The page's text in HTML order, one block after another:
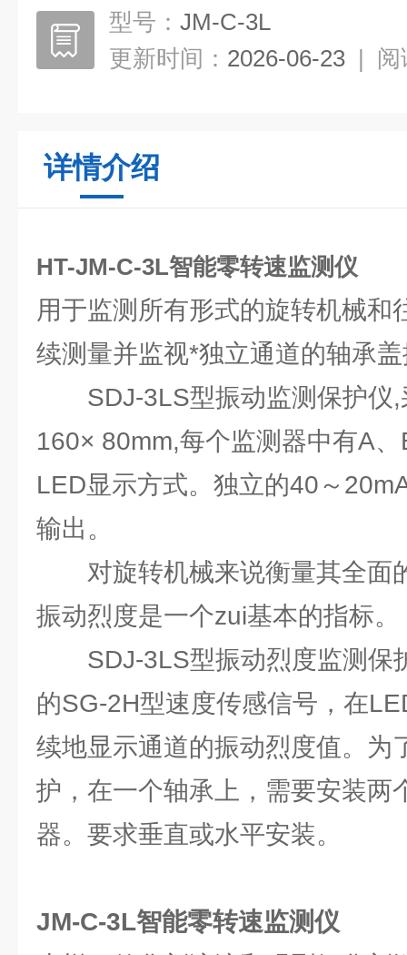
型号： JM-C-3L
更新时间： 2026-06-23 | 阅
详情介绍
HT-JM-C-3L智能零转速监测仪
用于监测所有形式的旋转机械和
续测量并监视*独立通道的轴承
SDJ-3LS型振动监测保护仪,
160× 80mm,每个监测器中有A
LED显示方式。独立的40～
输出。
对旋转机械来说衡量其全面
振动烈度是一个zui基本的指标。
SDJ-3LS型振动烈度监测保
的SG-2H型速度传感信号，在
续地显示通道的振动烈度值。为
护，在一个轴承上，需要安装两
器。要求垂直或水平安装。
JM-C-3L智能零转速监测仪